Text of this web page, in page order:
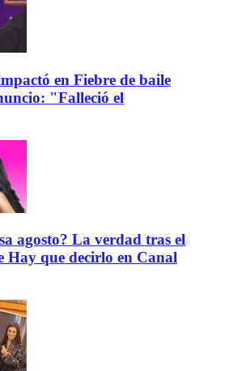
en Fiebre de baile
"Falleció el
agosto? La verdad tras el
Hay que decirlo en Canal